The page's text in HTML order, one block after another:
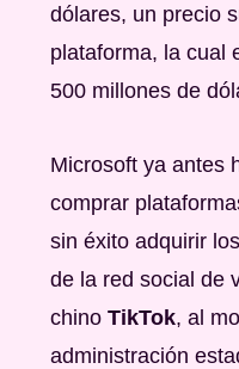
dólares, un precio
plataforma, la cual
500 millones de
Microsoft ya antes
comprar
sin éxito adquirir
de la red social de
chino TikTok, al
administración